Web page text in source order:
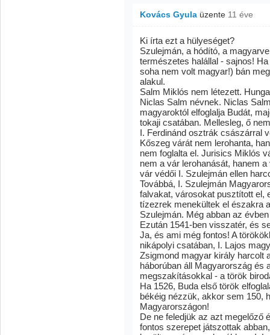
Kovács Gyula üzente 11 éve
Ki írta ezt a hülyeséget?
Szulejmán, a hódító, a
természetes halállal - sajnos!
soha nem volt magyar!) bán
alakul.
Salm Miklós nem létezett.
Niclas Salm névnek. Niclas
magyaroktól elfoglalja Budát,
tokaji csatában. Mellesleg, ő
I. Ferdinánd osztrák császárral
Kőszeg várát nem lerohanta,
nem foglalta el. Jurisics Miklós
nem a vár lerohanását, hanem
vár védői I. Szulejmán ellen
Továbbá, I. Szulejmán
falvakat, városokat pusztított el,
tízezrek menekültek el északra
Szulejmán. Még abban az
Ezután 1541-ben visszatér, és
Ja, és ami még fontos! A
nikápolyi csatában, I. Lajos
Zsigmond magyar király harcolt
háborúban áll Magyarország
megszakításokkal - a török
Ha 1526, Buda első török
békéig nézzük, akkor sem 150,
Magyarországon!
De ne feledjük az azt megelőző
fontos szerepet játszottak